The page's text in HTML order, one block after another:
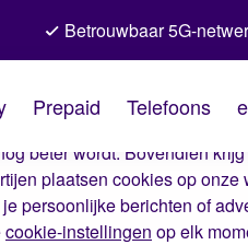
cookies van Simyo
cookies op onze
beter wordt. Bovendien
plaatsen cookies op
persoonlijke berichten of
cookie-instellingen op elk
Betrouwbaar 5G-
Prepaid Telefoons